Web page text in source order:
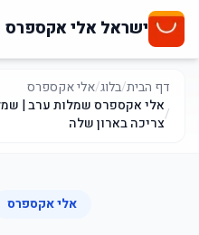
ישראל אלי אקספרס
דף הבית/בלוג/אלי אקספרס
/צריכה בארון שלה
אלי אקספרס